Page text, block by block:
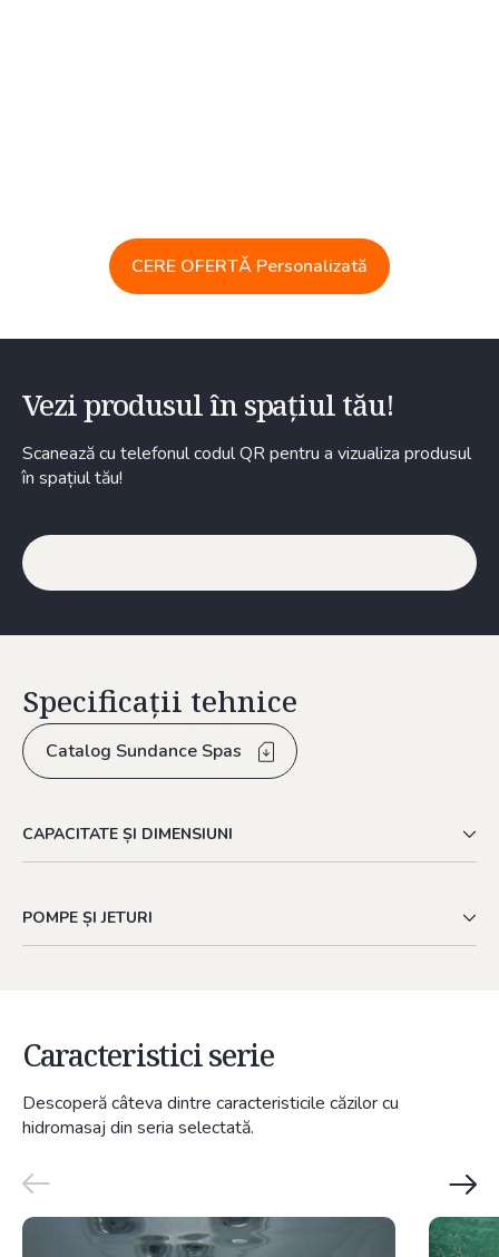
CERE OFERTĂ Personalizată
Vezi produsul în spațiul tău!
Scanează cu telefonul codul QR pentru a vizualiza produsul
în spațiul tău!
Specificații tehnice
Catalog Sundance Spas
CAPACITATE ȘI DIMENSIUNI
POMPE ȘI JETURI
Caracteristici serie
Descoperă câteva dintre caracteristicile căzilor cu
hidromasaj din seria selectată.